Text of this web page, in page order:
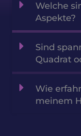
Welche
Aspekte?
Sind
Quadrat
Wie
meinem